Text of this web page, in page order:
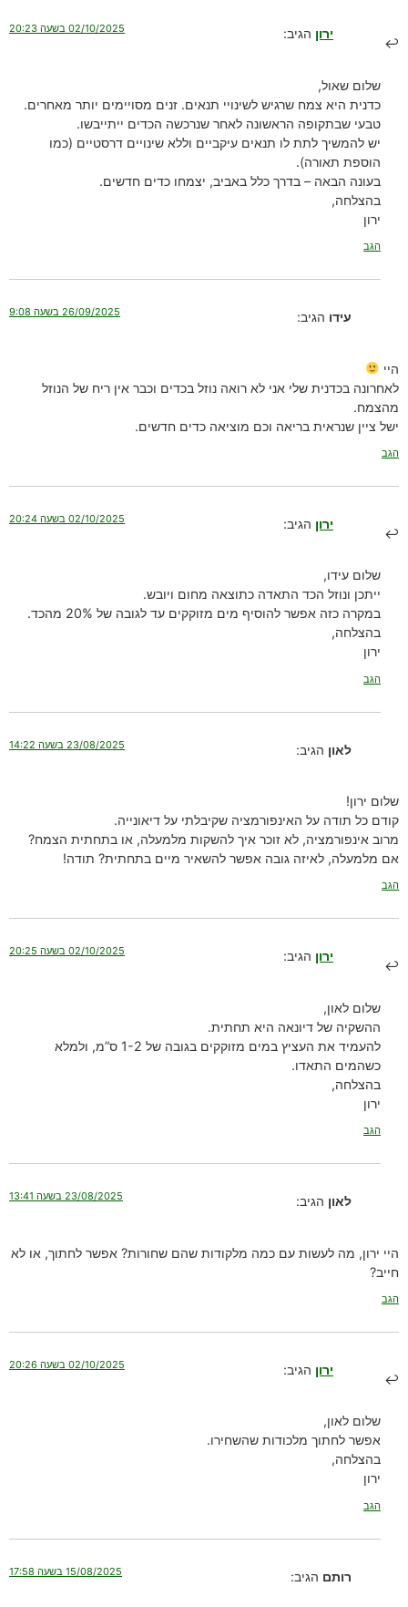
ירון הגיב: 02/10/2025 בשעה 20:23
שלום שאול,
כדנית היא צמח שרגיש לשינויי תנאים. זנים מסויימים יותר מאחרים.
טבעי שבתקופה הראשונה לאחר שנרכשה הכדים ייתייבשו.
יש להמשיך לתת לו תנאים עיקביים וללא שינויים דרסטיים (כמו
הוספת תאורה).
בעונה הבאה – בדרך כלל באביב, יצמחו כדים חדשים.
בהצלחה,
ירון
הגב
עידו הגיב: 26/09/2025 בשעה 9:08
היי
לאחרונה בכדנית שלי אני לא רואה נוזל בכדים וכבר אין ריח של הנוזל
מהצמח.
ישל ציין שנראית בריאה וכם מוציאה כדים חדשים.
הגב
ירון הגיב: 02/10/2025 בשעה 20:24
שלום עידו,
ייתכן ונוזל הכד התאדה כתוצאה מחום ויובש.
במקרה כזה אפשר להוסיף מים מזוקקים עד לגובה של 20% מהכד.
בהצלחה,
ירון
הגב
לאון הגיב: 23/08/2025 בשעה 14:22
שלום ירון!
קודם כל תודה על האינפורמציה שקיבלתי על דיאונייה.
מרוב אינפורמציה, לא זוכר איך להשקות מלמעלה, או בתחתית הצמח?
אם מלמעלה, לאיזה גובה אפשר להשאיר מיים בתחתית? תודה!
הגב
ירון הגיב: 02/10/2025 בשעה 20:25
שלום לאון,
ההשקיה של דיונאה היא תחתית.
להעמיד את העציץ במים מזוקקים בגובה של 1-2 ס”מ, ולמלא
כשהמים התאדו.
בהצלחה,
ירון
הגב
לאון הגיב: 23/08/2025 בשעה 13:41
היי ירון, מה לעשות עם כמה מלקודות שהם שחורות? אפשר לחתוך, או לא
חייב?
הגב
ירון הגיב: 02/10/2025 בשעה 20:26
שלום לאון,
אפשר לחתוך מלכודות שהשחירו.
בהצלחה,
ירון
הגב
רותם הגיב: 15/08/2025 בשעה 17:58